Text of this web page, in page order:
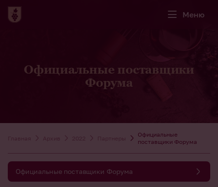
Меню
Официальные поставщики
Форума
Главная Архив 2022 Партнеры
Официальные
поставщики Форума
Официальные поставщики Форума